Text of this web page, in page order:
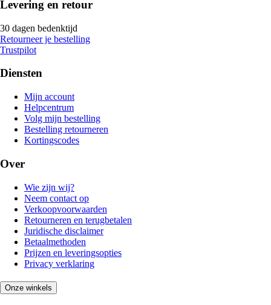
Levering en retour
30 dagen bedenktijd
Retourneer je bestelling
Trustpilot
Diensten
Mijn account
Helpcentrum
Volg mijn bestelling
Bestelling retourneren
Kortingscodes
Over
Wie zijn wij?
Neem contact op
Verkoopvoorwaarden
Retourneren en terugbetalen
Juridische disclaimer
Betaalmethoden
Prijzen en leveringsopties
Privacy verklaring
Onze winkels